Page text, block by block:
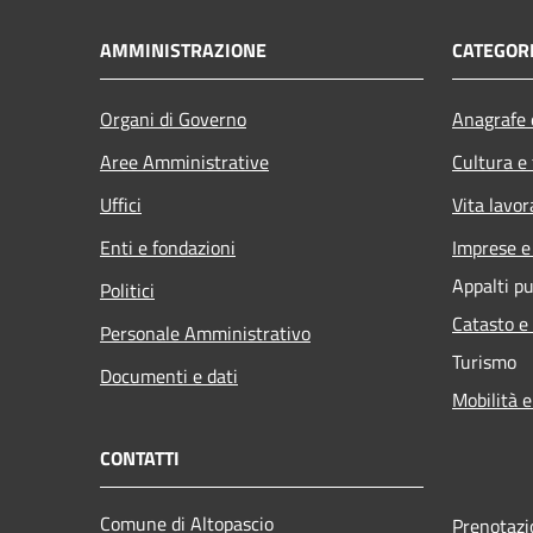
AMMINISTRAZIONE
Organi di Governo
Aree Amministrative
Uffici
Enti e fondazioni
Politici
Personale Amministrativo
Documenti e dati
Cultura
Vita
Imprese
Appalti
Catasto
Turismo
Mobilità
CONTATTI
Comune di Altopascio